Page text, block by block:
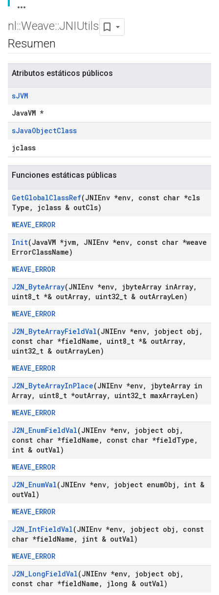
nl ::Weave::JNIUtils
Resumen
Atributos estáticos públicos
sJVM
JavaVM *
sJavaObjectClass
jclass
Funciones estáticas públicas
GetGlobalClassRef(JNIEnv *env,
const char *cls
Type , jclass & outCls)
WEAVE_ERROR
Init(JavaVM *jvm, JNIEnv *env,
const char *weave
ErrorClassName)
WEAVE_ERROR
J2N_ByteArray(JNIEnv *env, jbyteArray inArray,
uint8 t *& outArray, uint32 t & outArrayLen)
WEAVE_ERROR
J2N_ByteArrayFieldVal(JNIEnv *env, jobject obj ,
const char *fieldName , uint8 t *& outArray,
uint32 t & outArrayLen)
WEAVE_ERROR
J2N_ByteArrayInPlace(JNIEnv *env, jbyteArray in
Array, uint8 t *outArray, uint32 t maxArrayLen)
WEAVE_ERROR
J2N_EnumFieldVal(JNIEnv *env, jobject obj ,
const char *fieldName , const char *fieldType ,
int & outVal)
WEAVE_ERROR
J2N_EnumVal(JNIEnv *env, jobject enumObj ,
int &
outVal)
WEAVE_ERROR
J2N_IntFieldVal(JNIEnv *env, jobject obj ,
const
char *fieldName , jint & outVal)
WEAVE_ERROR
J2N_LongFieldVal(JNIEnv *env, jobject obj ,
const char *fieldName , jlong & outVal)